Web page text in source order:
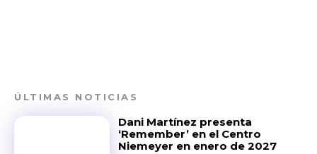
ÚLTIMAS NOTICIAS
Dani Martínez presenta
‘Remember’ en el Centro
Niemeyer en enero de 2027